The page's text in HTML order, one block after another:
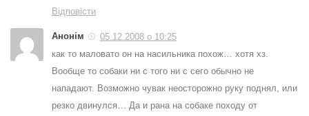
Відповісти
Анонім
05.12.2008 о 10:25
как то маловато он на насильника похож… хотя хз.
Вообще то собаки ни с того ни с сего обычно не
нападают. Возможно чувак неосторожно руку поднял, или
резко двинулся… Да и рана на собаке походу от